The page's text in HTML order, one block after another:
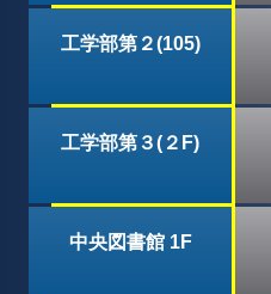
工学部第２(105)
工学部第３(２F)
中央図書館 1F